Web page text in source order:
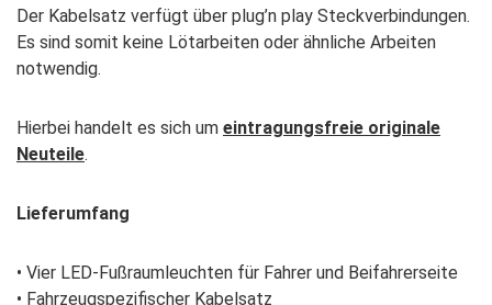
Der Kabelsatz verfügt über plug’n play Steckverbindungen.
Es sind somit keine Lötarbeiten oder ähnliche Arbeiten
notwendig.
Hierbei handelt es sich um eintragungsfreie originale
Neuteile.
Lieferumfang
• Vier LED-Fußraumleuchten für Fahrer und Beifahrerseite
• Fahrzeugspezifischer Kabelsatz